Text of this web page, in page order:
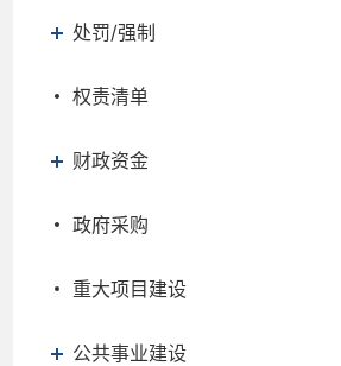
处罚/强制
权责清单
财政资金
政府采购
重大项目建设
公共事业建设